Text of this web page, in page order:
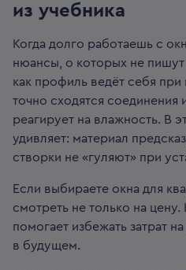
из учебника
Когда долго работаешь с
нюансы, о которых не пишут
как профиль ведёт себя
точно сходятся соединения
реагирует на влажность. В
удивляет: материал
створки не «гуляют» при
Если выбираете окна для
смотреть не только на
помогает избежать затрат
в будущем.